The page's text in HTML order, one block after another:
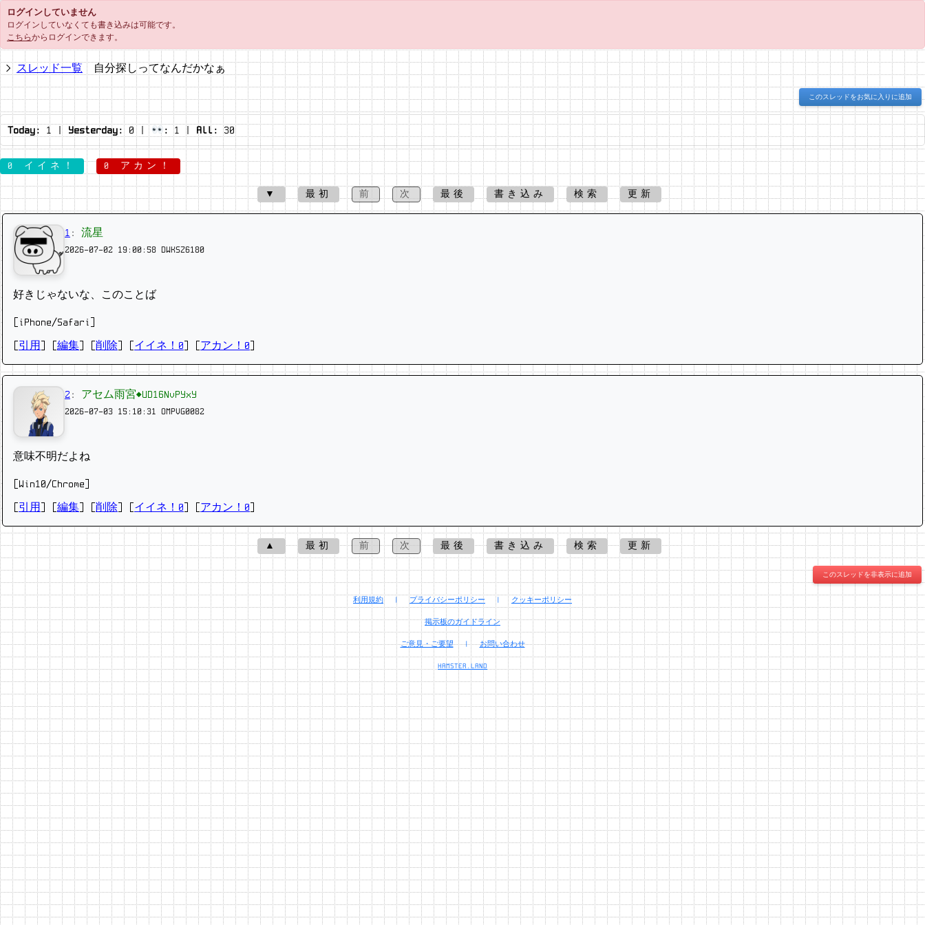
ログインしていません
ログインしていなくても書き込みは可能です。
こちらからログインできます。
スレッド一覧 自分探しってなんだかなぁ
このスレッドをお気に入りに追加
Today: 1 | Yesterday:0 | : 1 | All: 30
0 イイネ！ 0 アカン！
▼ 最初 前 次 最後 書き込み 検索 更新
1 : 流星
2026-07-02 19:00:58 DWKSZ6180
好きじゃないな、このことば
[iPhone/Safari]
引用 編集 削除 イイネ！0 アカン！0
2 : アセム雨宮◆UD16NvPYxY
2026-07-03 15:10:31 OMPVG0082
意味不明だよね
[Win10/Chrome]
引用 編集 削除 イイネ！0 アカン！0
▲ 最初 前 次 最後 書き込み 検索 更新
このスレッドを非表示に追加
利用規約 | プライバシーポリシー | クッキーポリシー
掲示板のガイドライン
ご意見・ご要望 | お問い合わせ
HAMSTER.LAND